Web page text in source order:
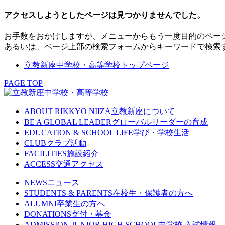
アクセスしようとしたページは見つかりませんでした。
お手数をおかけしますが、メニューからもう一度目的のペー
あるいは、ページ上部の検索フォームからキーワードで検索
立教新座中学校・高等学校トップページ
PAGE TOP
ABOUT RIKKYO NIIZA立教新座について
BE A GLOBAL LEADERグローバルリーダーの育成
EDUCATION & SCHOOL LIFE学び・学校生活
CLUBクラブ活動
FACILITIES施設紹介
ACCESS交通アクセス
NEWSニュース
STUDENTS & PARENTS在校生・保護者の方へ
ALUMNI卒業生の方へ
DONATIONS寄付・募金